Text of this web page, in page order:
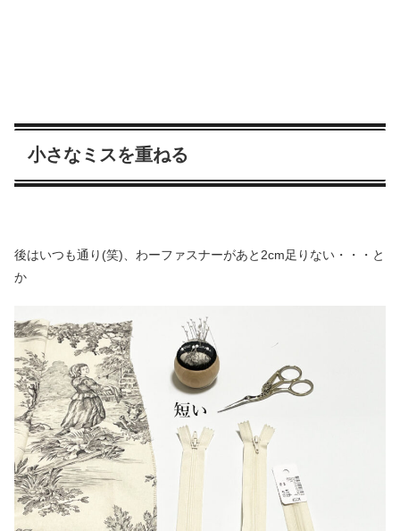
小さなミスを重ねる
後はいつも通り(笑)、わーファスナーがあと2cm足りない・・・と
か